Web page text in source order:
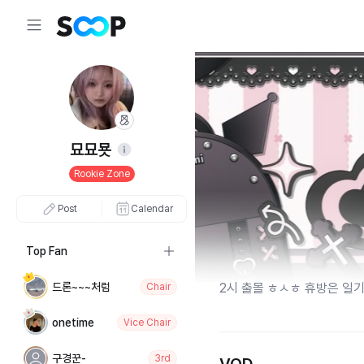
묘묘묫
Rookie Zone
Post Calendar
Top Fan
드론~~~처럼 Chair
onetime Vice Chair
구경꾼- 3rd
2시 출몰 ㅎㅅㅎ 휴방은 일